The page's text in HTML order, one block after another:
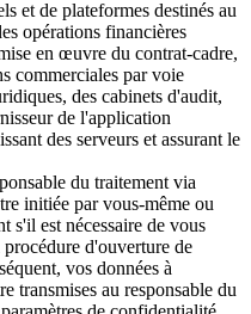
et de plateformes destinés au
opérations financières
en œuvre du contrat-cadre,
commerciales par voie
des cabinets d'audit,
de l'application
des serveurs et assurant le
du traitement via
initiée par vous-même ou
s'il est nécessaire de vous
d'ouverture de
vos données à
transmises au responsable du